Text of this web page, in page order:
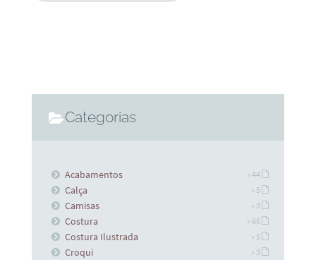
Categorias
Acabamentos » 44
Calça » 5
Camisas » 3
Costura » 66
Costura Ilustrada » 5
Croqui » 3